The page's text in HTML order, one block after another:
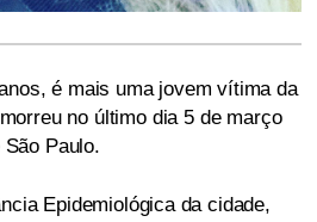
é mais uma jovem vítima da
no último dia 5 de março
Paulo.
Epidemiológica da cidade,